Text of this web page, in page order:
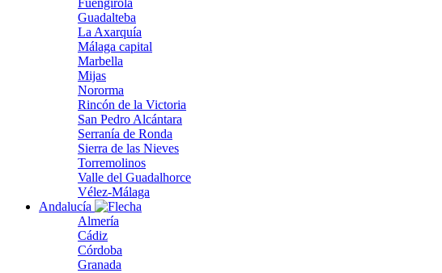
Fuengirola
Guadalteba
La Axarquía
Málaga capital
Marbella
Mijas
Nororma
Rincón de la Victoria
San Pedro Alcántara
Serranía de Ronda
Sierra de las Nieves
Torremolinos
Valle del Guadalhorce
Vélez-Málaga
Andalucía
Almería
Cádiz
Córdoba
Granada